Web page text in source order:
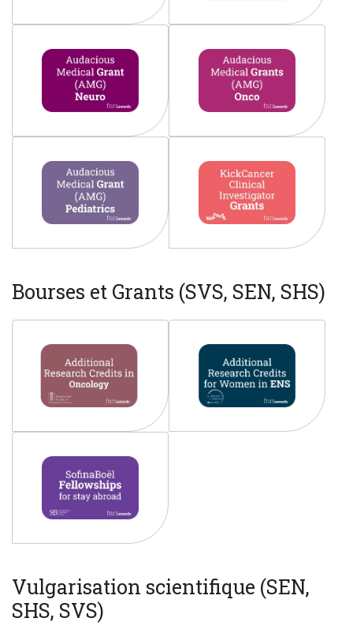
Bourses et Grants (SVS, SEN, SHS)
Vulgarisation scientifique (SEN,
SHS, SVS)